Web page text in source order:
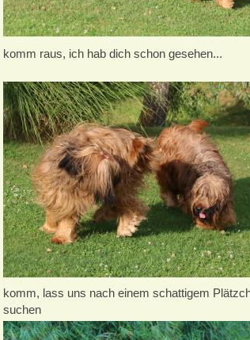
komm raus, ich hab dich schon gesehen...
komm, lass uns nach einem schattigem
suchen